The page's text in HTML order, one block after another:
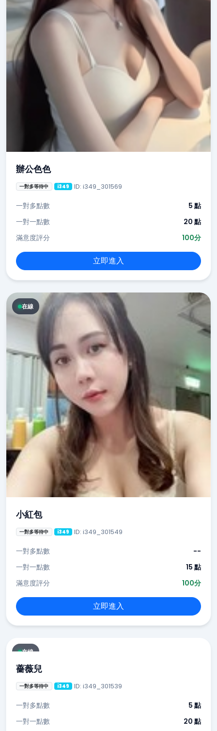
辦公色色
一對多等待中 i349 ID: i349_301569
一對多點數
5 點
一對一點數
20 點
滿意度評分
100分
立即進入
在線
小紅包
一對多等待中 i349 ID: i349_301549
一對多點數
--
一對一點數
15 點
滿意度評分
100分
立即進入
在線
薔薇兒
一對多等待中 i349 ID: i349_301539
一對多點數
5 點
一對一點數
20 點